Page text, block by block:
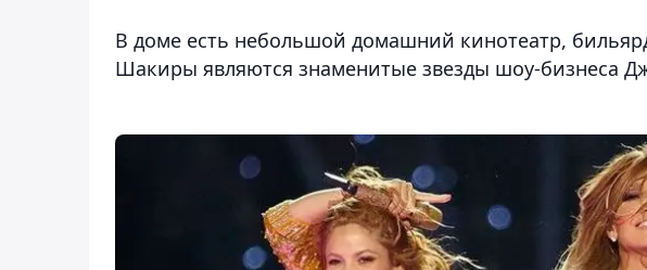
В доме есть небольшой домашний кинотеатр,
Шакиры являются знаменитые звезды шоу-бизнеса